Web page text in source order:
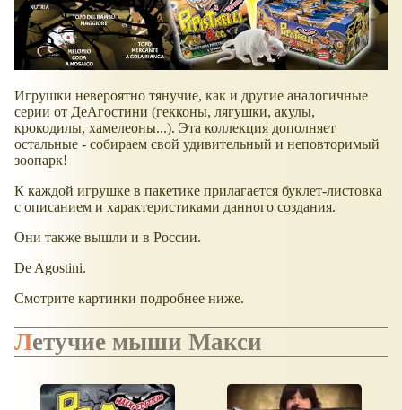
Игрушки невероятно тянучие, как и другие аналогичные
серии от ДеАгостини (гекконы, лягушки, акулы,
крокодилы, хамелеоны...). Эта коллекция дополняет
остальные - собираем свой удивительный и неповторимый
зоопарк!
К каждой игрушке в пакетике прилагается буклет-листовка
с описанием и характеристиками данного создания.
Они также вышли и в России.
De Agostini.
Смотрите картинки подробнее ниже.
Летучие мыши Макси